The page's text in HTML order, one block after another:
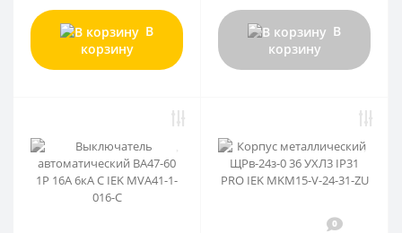
В
корзину
В
корзину
0